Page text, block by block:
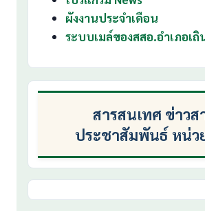
ผังงานประจำเดือน
ระบบเมล์ของสสอ.อำเภอเถิ
สารสนเทศ ข่าวส
ประชาสัมพันธ์ หน่ว